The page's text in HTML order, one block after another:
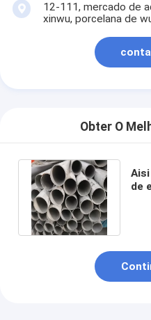
12-111, mercado de
xinwu, porcelana de
Obter O
de